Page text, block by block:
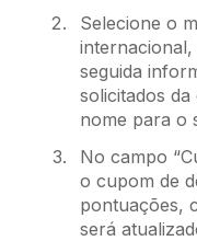
Selecione o
seguida
solicitados
nome para o
No campo
o cupom de
pontuações,
será